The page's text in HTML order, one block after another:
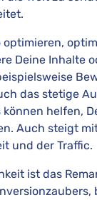
Deine Inhalte
das stetige
helfen,
Auch steigt
und der Traffic.
ist das